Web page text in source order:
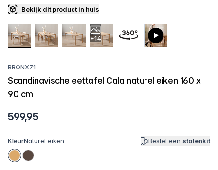
Bekijk dit product in huis
+14
BRONX71
Scandinavische eettafel Cala naturel eiken 160 x
90 cm
599,95
KleurNaturel eiken Bestel een stalenkit